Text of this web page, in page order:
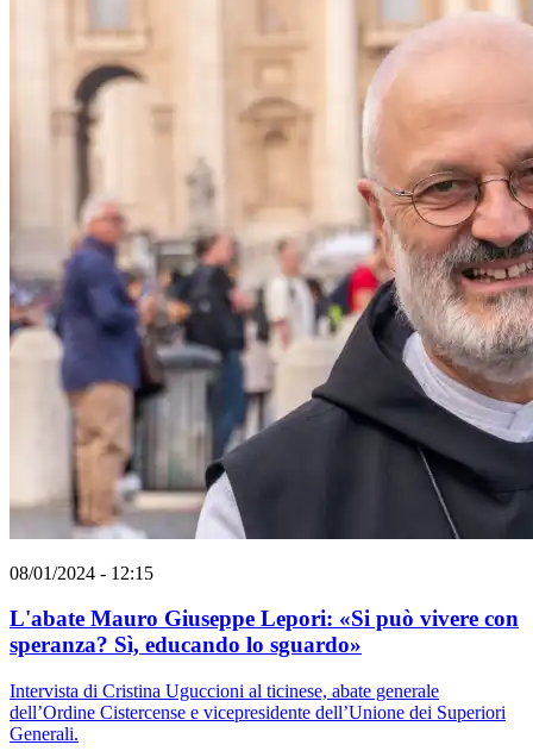
08/01/2024 - 12:15
L'abate Mauro Giuseppe Lepori: «Si può vivere con
speranza? Sì, educando lo sguardo»
Intervista di Cristina Uguccioni al ticinese, abate generale
dell’Ordine Cistercense e vicepresidente dell’Unione dei Superiori
Generali.